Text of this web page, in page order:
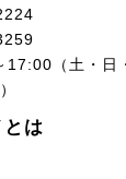
（土・日
は